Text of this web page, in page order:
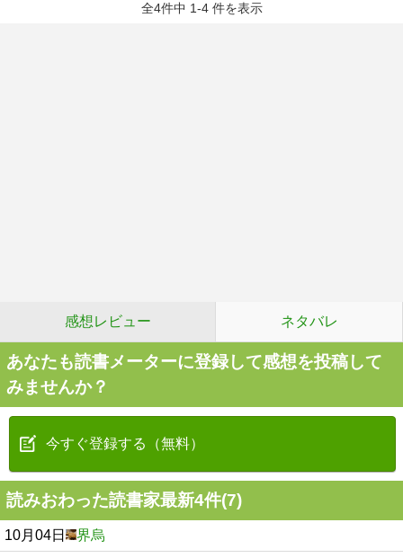
全4件中 1-4 件を表示
感想レビュー ネタバレ
あなたも読書メーターに登録して感想を投稿して
みませんか？
今すぐ登録する（無料）
読みおわった読書家最新4件(7)
10月04日 界烏